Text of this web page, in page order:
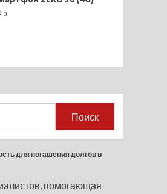
GPS: новый
пулеметный глушитель
от Radical Defense
10 лучших бюджетных
2023
0
для погашения долгов в
помогающая